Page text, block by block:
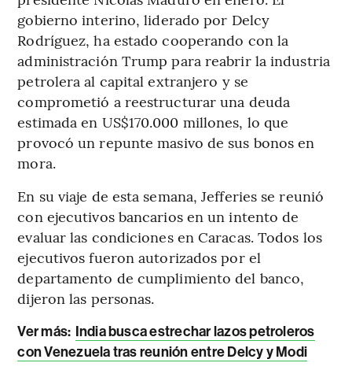
gobierno interino, liderado por Delcy
Rodríguez, ha estado cooperando con la
administración Trump para reabrir la industria
petrolera al capital extranjero y se
comprometió a reestructurar una deuda
estimada en US$170.000 millones, lo que
provocó un repunte masivo de sus bonos en
mora.
En su viaje de esta semana, Jefferies se reunió
con ejecutivos bancarios en un intento de
evaluar las condiciones en Caracas. Todos los
ejecutivos fueron autorizados por el
departamento de cumplimiento del banco,
dijeron las personas.
Ver más: India busca estrechar lazos petroleros
con Venezuela tras reunión entre Delcy y Modi